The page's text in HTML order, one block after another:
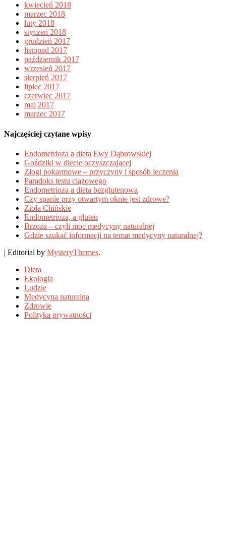
kwiecień 2018
marzec 2018
luty 2018
styczeń 2018
grudzień 2017
listopad 2017
październik 2017
wrzesień 2017
sierpień 2017
lipiec 2017
czerwiec 2017
maj 2017
marzec 2017
Najczęściej czytane wpisy
Endometrioza a dieta Ewy Dąbrowskiej
Goździki w diecie oczyszczającej
Złogi pokarmowe – przyczyny i sposób leczenia
Paradoks testu ciążowego
Endometrioza a dieta bezglutenowa
Czy spanie przy otwartym oknie jest zdrowe?
Zioła Chińskie
Endometrioza, a gluten
Brzoza – czyli moc medycyny naturalnej
Gdzie szukać informacji na temat medycyny naturalnej?
| Editorial by MysteryThemes.
Dieta
Ekologia
Ludzie
Medycyna naturalna
Zdrowie
Polityka prywatności